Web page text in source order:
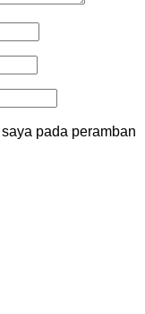
pada peramban